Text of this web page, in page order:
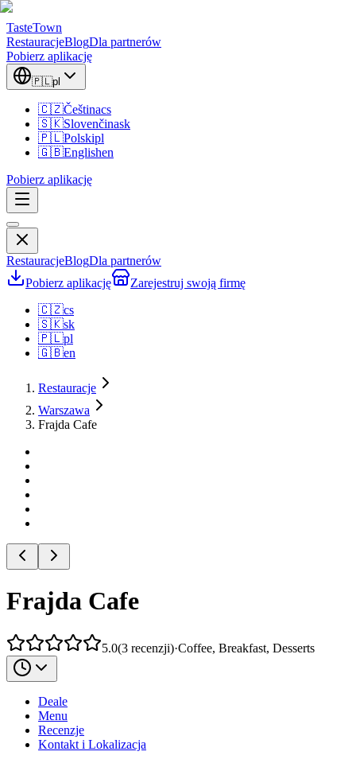
TasteTown
RestauracjeBlogDla partnerów
Pobierz aplikację
🇵🇱pl
🇨🇿Češtinacs
🇸🇰Slovenčinask
🇵🇱Polskipl
🇬🇧Englishen
Pobierz aplikację
RestauracjeBlogDla partnerów
Pobierz aplikację
Zarejestruj swoją firmę
🇨🇿cs
🇸🇰sk
🇵🇱pl
🇬🇧en
Restauracje
Warszawa
Frajda Cafe
Frajda Cafe
5.0(3 recenzji)·Coffee, Breakfast, Desserts
Deale
Menu
Recenzje
Kontakt i Lokalizacja